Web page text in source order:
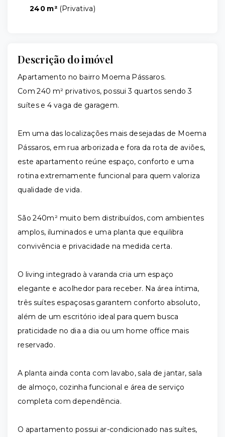
240 m² (Privativa)
Descrição do imóvel
Apartamento no bairro Moema Pássaros.
Com 240 m² privativos, possui 3 quartos sendo 3
suítes e 4 vaga de garagem.
Em uma das localizações mais desejadas de Moema
Pássaros, em rua arborizada e fora da rota de aviões,
este apartamento reúne espaço, conforto e uma
rotina extremamente funcional para quem valoriza
qualidade de vida.
São 240m² muito bem distribuídos, com ambientes
amplos, iluminados e uma planta que equilibra
convivência e privacidade na medida certa.
O living integrado à varanda cria um espaço
elegante e acolhedor para receber. Na área íntima,
três suítes espaçosas garantem conforto absoluto,
além de um escritório ideal para quem busca
praticidade no dia a dia ou um home office mais
reservado.
A planta ainda conta com lavabo, sala de jantar, sala
de almoço, cozinha funcional e área de serviço
completa com dependência.
O apartamento possui ar-condicionado nas suítes,